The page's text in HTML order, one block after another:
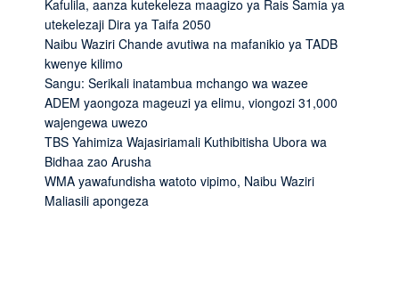
Kafulila, aanza kutekeleza maagizo ya Rais Samia ya
utekelezaji Dira ya Taifa 2050
Naibu Waziri Chande avutiwa na mafanikio ya TADB
kwenye kilimo
Sangu: Serikali inatambua mchango wa wazee
ADEM yaongoza mageuzi ya elimu, viongozi 31,000
wajengewa uwezo
TBS Yahimiza Wajasiriamali Kuthibitisha Ubora wa
Bidhaa zao Arusha
WMA yawafundisha watoto vipimo, Naibu Waziri
Maliasili apongeza